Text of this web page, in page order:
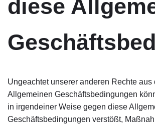
diese
Ungeachtet unserer anderen Rechte aus
Allgemeinen Geschäftsbedingungen
in irgendeiner Weise gegen diese
Geschäftsbedingungen verstößt,